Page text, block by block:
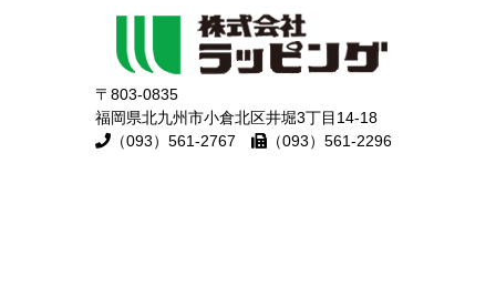
〒803-0835
福岡県北九州市小倉北区井堀3丁目14-18
（093）561-2767
（093）561-2296